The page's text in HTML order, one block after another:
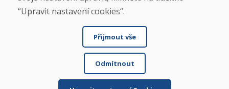
Sociální sítě
“Upravit nastavení cookies“.
Přijmout vše
Odmítnout